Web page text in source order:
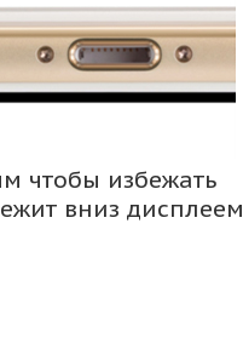
чтобы избежать
вниз дисплеем